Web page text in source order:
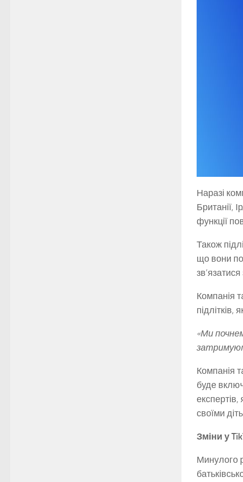
Наразі
Британії,
функції
Також
що вони
Компанія
підлітків,
«Ми
Компанія
буде
своїми
Зміни у
Минулого